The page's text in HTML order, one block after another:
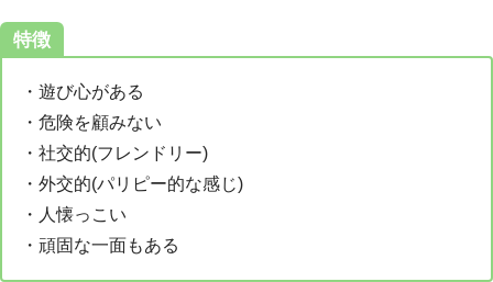
特徴
・遊び心がある
・危険を顧みない
・社交的(フレンドリー)
・外交的(パリピー的な感じ)
・人懐っこい
・頑固な一面もある